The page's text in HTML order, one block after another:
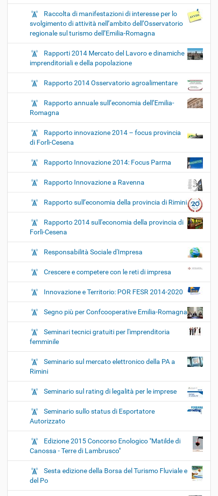
Raccolta di manifestazioni di interesse per lo
svolgimento di attività nell’ambito dell’Osservatorio
regionale sul turismo dell’Emilia-Romagna
Rapporti 2014 Mercato del Lavoro e dinamiche
imprenditoriali e della popolazione
Rapporto 2014 Osservatorio agroalimentare
Rapporto annuale sull’economia dell’Emilia-
Romagna
Rapporto innovazione 2014 – focus provincia
di Forlì-Cesena
Rapporto Innovazione 2014: Focus Parma
Rapporto Innovazione a Ravenna
Rapporto sull’economia della provincia di Rimini
Rapporto 2014 sull'economia della provincia di
Forlì-Cesena
Responsabilità Sociale d'Impresa
Crescere e competere con le reti di impresa
Innovazione e Territorio: POR FESR 2014-2020
Segno più per Confcooperative Emilia-Romagna
Seminari tecnici gratuiti per l'imprenditoria
femminile
Seminario sul mercato elettronico della PA a
Rimini
Seminario sul rating di legalità per le imprese
Seminario sullo status di Esportatore
Autorizzato
Edizione 2015 Concorso Enologico "Matilde di
Canossa - Terre di Lambrusco"
Sesta edizione della Borsa del Turismo Fluviale e
del Po